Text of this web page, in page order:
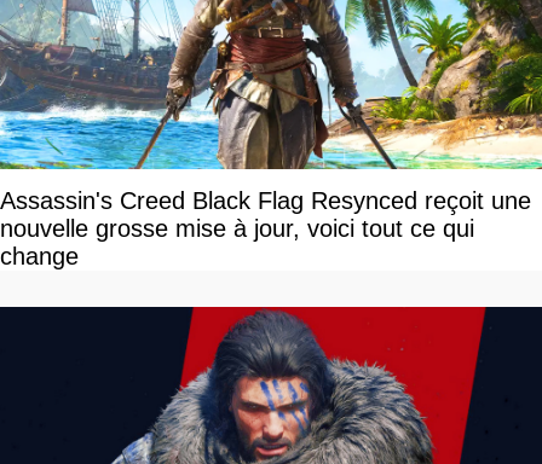
Assassin's Creed Black Flag Resynced reçoit une
nouvelle grosse mise à jour, voici tout ce qui
change